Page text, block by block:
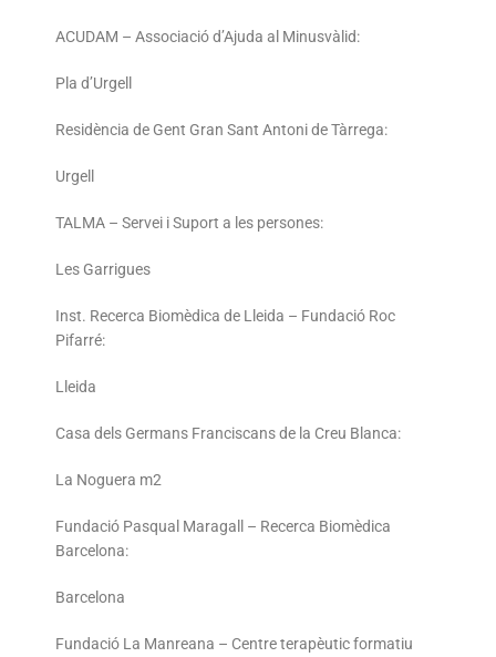
ACUDAM – Associació d’Ajuda al Minusvàlid:
Pla d’Urgell
Residència de Gent Gran Sant Antoni de Tàrrega:
Urgell
TALMA – Servei i Suport a les persones:
Les Garrigues
Inst. Recerca Biomèdica de Lleida – Fundació Roc
Pifarré:
Lleida
Casa dels Germans Franciscans de la Creu Blanca:
La Noguera m2
Fundació Pasqual Maragall – Recerca Biomèdica
Barcelona:
Barcelona
Fundació La Manreana – Centre terapèutic formatiu